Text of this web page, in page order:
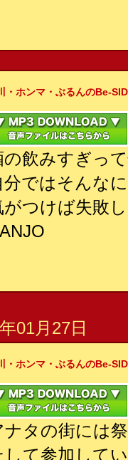
ホンマ・ぶるんのBe-
の飲みすぎっ
分ではそんな
がつけば失敗
01月27日
ホンマ・ぶるんのBe-
ナタの街には
して参加して